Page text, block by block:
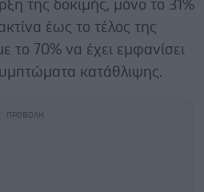
της δοκιμής, μόνο το 31%
έως το τέλος της
το 70% να έχει εμφανίσει
κατάθλιψης.